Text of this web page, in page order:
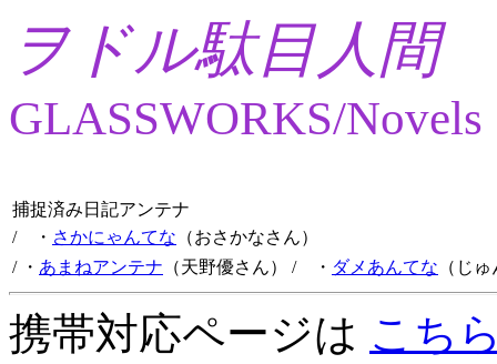
ヲドル駄目人間
GLASSWORKS/Novels
捕捉済み日記アンテナ
/ ・ さかにゃんてな （おさかなさん）
/ ・ あまねアンテナ （天野優さん） / ・ ダメあんてな （じ
携帯対応ページは こち